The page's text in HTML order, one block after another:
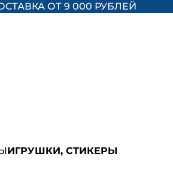
ОТ 9 000 РУБЛЕЙ
ИГРУШКИ, СТИКЕРЫ